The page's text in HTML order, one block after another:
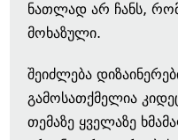
ნათლად არ ჩანს,
მოხაზული.
შეიძლება
გამოსათქმელია
თემაზე ყველაზე